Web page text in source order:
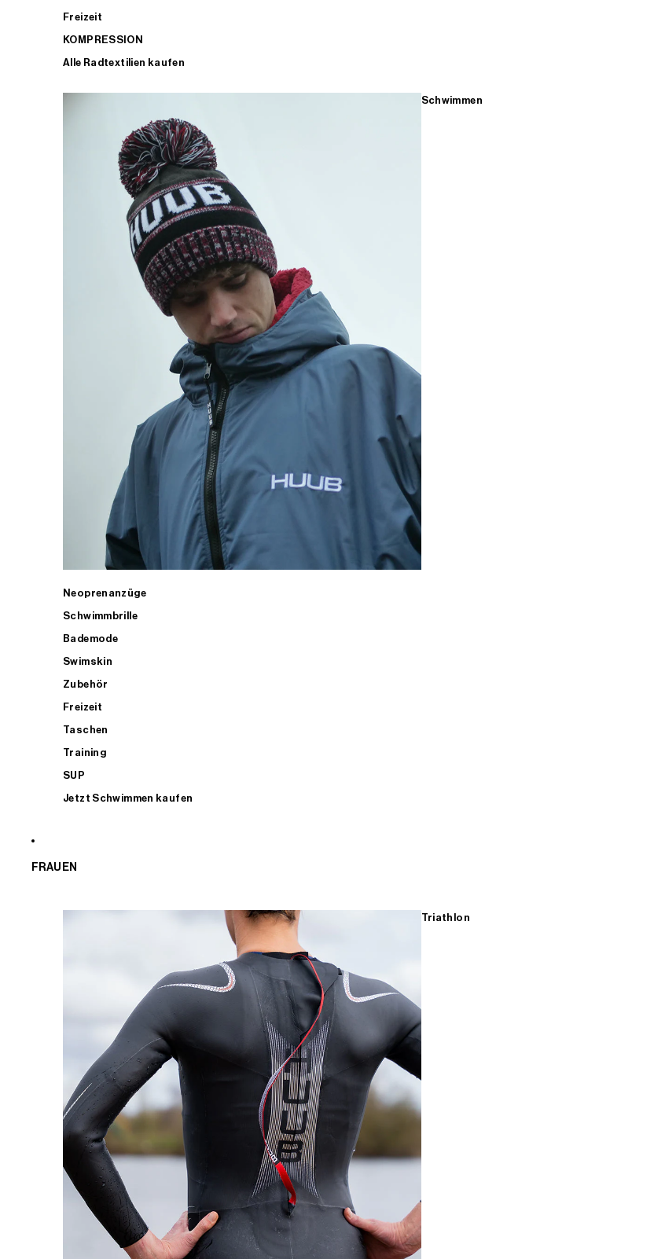
Freizeit
KOMPRESSION
Alle Radtextilien kaufen
Schwimmen
Neoprenanzüge
Schwimmbrille
Bademode
Swimskin
Zubehör
Freizeit
Taschen
Training
SUP
Jetzt Schwimmen kaufen
FRAUEN
Triathlon